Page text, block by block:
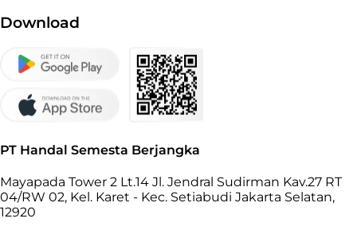
Download
PT Handal Semesta Berjangka
Mayapada Tower 2 Lt.14 Jl. Jendral Sudirman Kav.27 RT
04/RW 02, Kel. Karet - Kec. Setiabudi Jakarta Selatan,
12920